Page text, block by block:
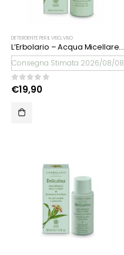
DETERGENTE PER IL VISO,VISO
L’Erbolario – Acqua Micellare Delicalma
Consegna Stimata 2026/08/08
0Su 5
€19,90